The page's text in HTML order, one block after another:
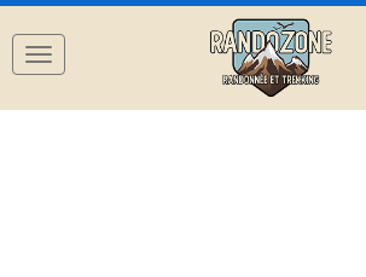
Navigation